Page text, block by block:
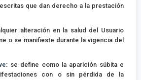
que dan derecho a la prestación
alteración en la salud del Usuario
o se manifieste durante la vigencia del
se define como la aparición súbita e
con o sin pérdida de la